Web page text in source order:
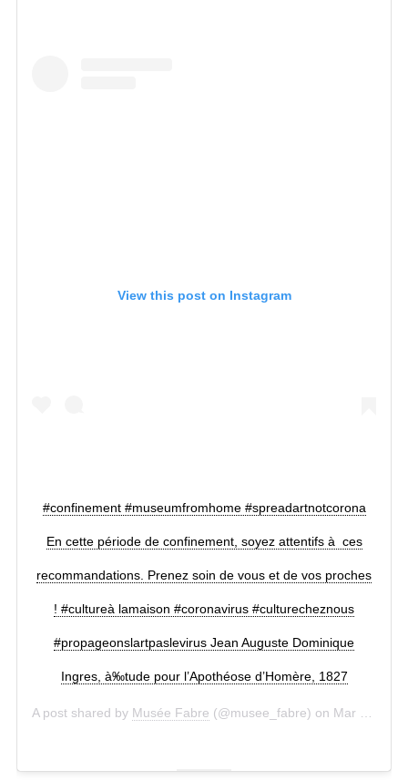
View this post on Instagram
#confinement #museumfromhome #spreadartnotcorona
En cette période de confinement, soyez attentifs à ces
recommandations. Prenez soin de vous et de vos proches
! #cultureà lamaison #coronavirus #culturecheznous
#propageonslartpaslevirus Jean Auguste Dominique
Ingres, à‰tude pour l’Apothéose d’Homère, 1827
A post shared by Musée Fabre (@musee_fabre) on Mar 26, 2020 at 8:04am PDT